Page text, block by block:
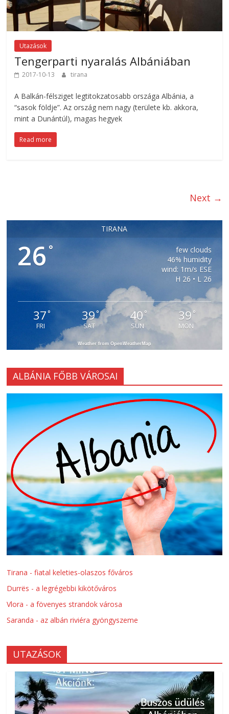
Utazások
Tengerparti nyaralás Albániában
2017-10-13 tirana
A Balkán-félsziget legtitokzatosabb országa Albánia, a
“sasok földje”. Az ország nem nagy (területe kb. akkora,
mint a Dunántúl), magas hegyek
Read more
Next →
TIRANA
26 °
few clouds
46% humidity
wind: 1m/s ESE
H 26 • L 26
37°
FRI
39°
SAT
40 °
SUN
39 °
MON
Weather from OpenWeatherMap
ALBÁNIA FŐBB VÁROSAI
Tirana - fiatal keleties-olaszos főváros
Durrës - a legrégebbi kikötőváros
Vlora - a fövenyes strandok városa
Saranda - az albán riviéra gyöngyszeme
UTAZÁSOK